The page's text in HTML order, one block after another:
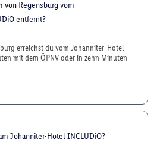
von Regensburg vom
entfernt?
erreichst du vom Johanniter-Hotel
mit dem ÖPNV oder in zehn Minuten
Johanniter-Hotel INCLUDiO?